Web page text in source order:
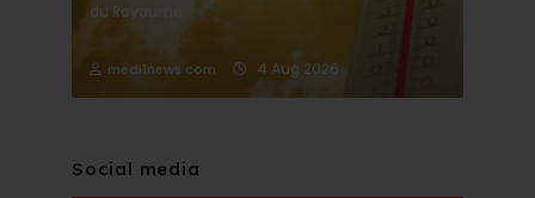
du Royaume
medi1news.com 4 Aug 2026
Social media